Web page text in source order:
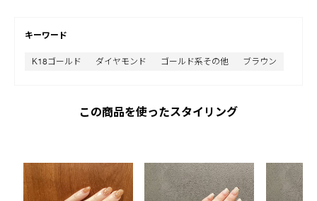
キーワード
K18ゴールド ダイヤモンド ゴールド系その他 ブラウン
この商品を使ったスタイリング